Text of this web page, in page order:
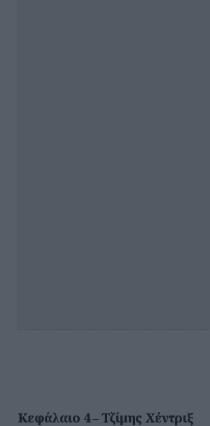
Κεφάλαιο 4 – Τζίμης Χέντριξ